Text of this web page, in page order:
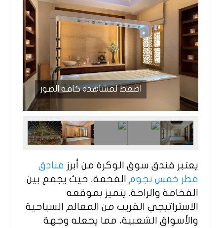
اضغط لمشاهدة كافة الصور
يعتبر فندق سوق الوكرة من أبرز فنادق
قطر خمس نجوم الفخمة، حيث يجمع بين
الفخامة والراحة. يتميز بموقعه
الاستراتيجي القريب من المعالم السياحية
والأسواق الشعبية، مما يجعله وجهة